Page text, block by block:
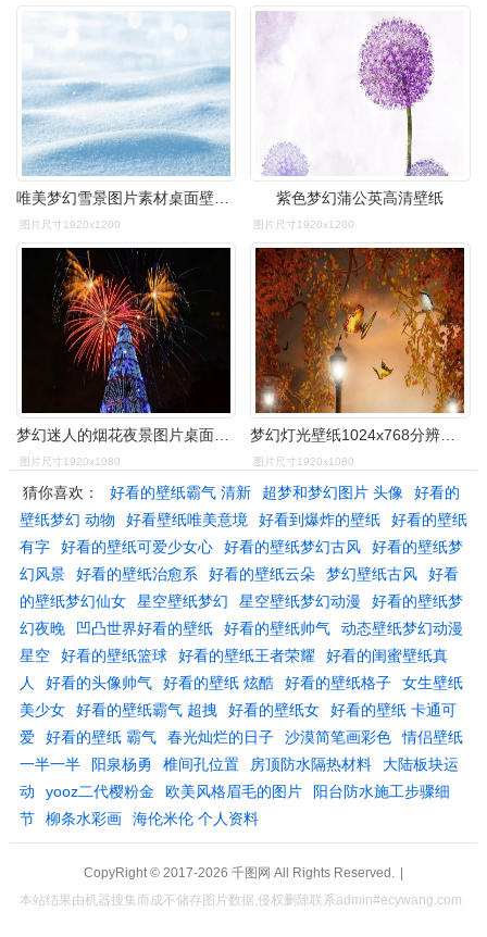
图片尺寸1920x1200
紫色梦幻蒲公英高清壁纸
图片尺寸1920x1200
图片尺寸1920x1080 图片尺寸1920x1080
猜你喜欢： 好看的壁纸霸气 清新 超梦和梦幻图片 头像
好看的
壁纸梦幻 动物
好看壁纸唯美意境 好看到爆炸的壁纸
好看的壁纸
有字
好看的壁纸可爱少女心 好看的壁纸梦幻古风
好看的壁纸梦
幻风景
好看的壁纸治愈系 好看的壁纸云朵 梦幻壁纸古风
好看
的壁纸梦幻仙女
星空壁纸梦幻 星空壁纸梦幻动漫
好看的壁纸梦
幻夜晚
凹凸世界好看的壁纸 好看的壁纸帅气
动态壁纸梦幻动漫
星空
好看的壁纸篮球 好看的壁纸王者荣耀
好看的闺蜜壁纸真
人
好看的头像帅气 好看的壁纸 炫酷 好看的壁纸格子
女生壁纸
美少女
好看的壁纸霸气 超拽 好看的壁纸女
好看的壁纸 卡通可
爱
好看的壁纸 霸气 春光灿烂的日子 沙漠简笔画彩色
情侣壁纸
一半一半
阳泉杨勇 椎间孔位置 房顶防水隔热材料
大陆板块运
动
yooz二代樱粉金 欧美风格眉毛的图片
阳台防水施工步骤细
节
柳条水彩画 海伦米伦 个人资料
CopyRight © 2017-2026 千图网 All Rights Reserved.
|
本站结果由机器搜集而成不储存图片数据,侵权删除联系admin#ecywang.com